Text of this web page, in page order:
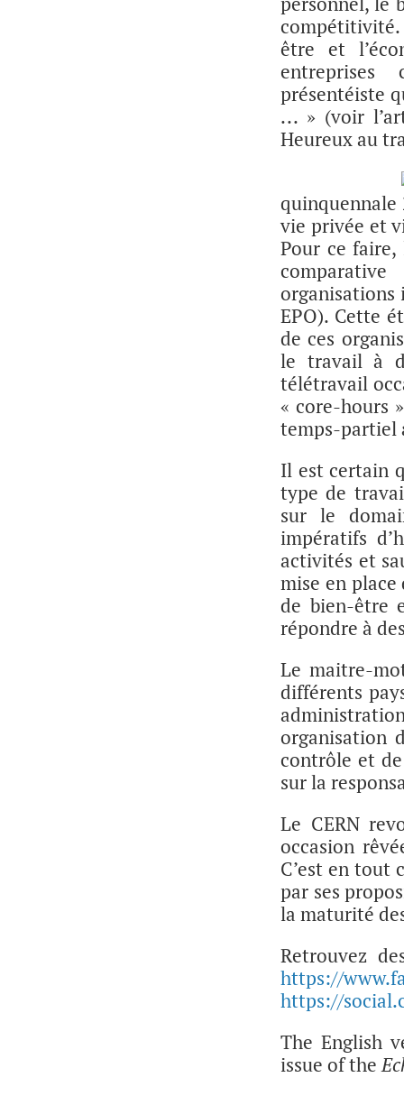
compétitivité.
être et
entreprises
présentéiste
... » (voir
Heureux au
vie privée et
Pour ce faire,
organisations
EPO). Cette
de ces
le travail à
télétravail
« core-hours
temps-partiel
Il est certain
type de
sur le
impératifs
activités et
mise en place
de bien-être
répondre à
Le maitre-
différents
organisation
contrôle et
sur la
Le CERN
occasion
C’est en tout
par ses
la maturité
Retrouvez
https://
https://
The English
issue of the